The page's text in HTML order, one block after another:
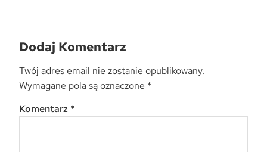
Dodaj Komentarz
Twój adres email nie zostanie opublikowany.
Wymagane pola są oznaczone *
Komentarz *